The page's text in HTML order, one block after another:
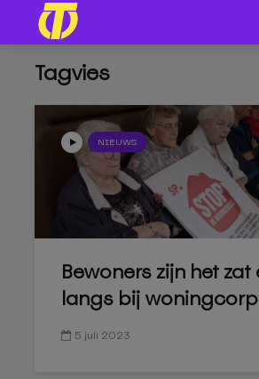
Tagvies
NIEUWS
Bewoners zijn het
langs bij
5 juli 2023